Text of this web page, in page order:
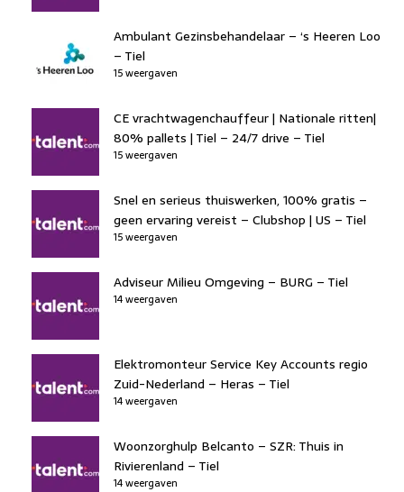
Ambulant Gezinsbehandelaar – ‘s Heeren Loo
– Tiel
15 weergaven
CE vrachtwagenchauffeur | Nationale ritten|
80% pallets | Tiel – 24/7 drive – Tiel
15 weergaven
Snel en serieus thuiswerken, 100% gratis –
geen ervaring vereist – Clubshop | US – Tiel
15 weergaven
Adviseur Milieu Omgeving – BURG – Tiel
14 weergaven
Elektromonteur Service Key Accounts regio
Zuid-Nederland – Heras – Tiel
14 weergaven
Woonzorghulp Belcanto – SZR: Thuis in
Rivierenland – Tiel
14 weergaven